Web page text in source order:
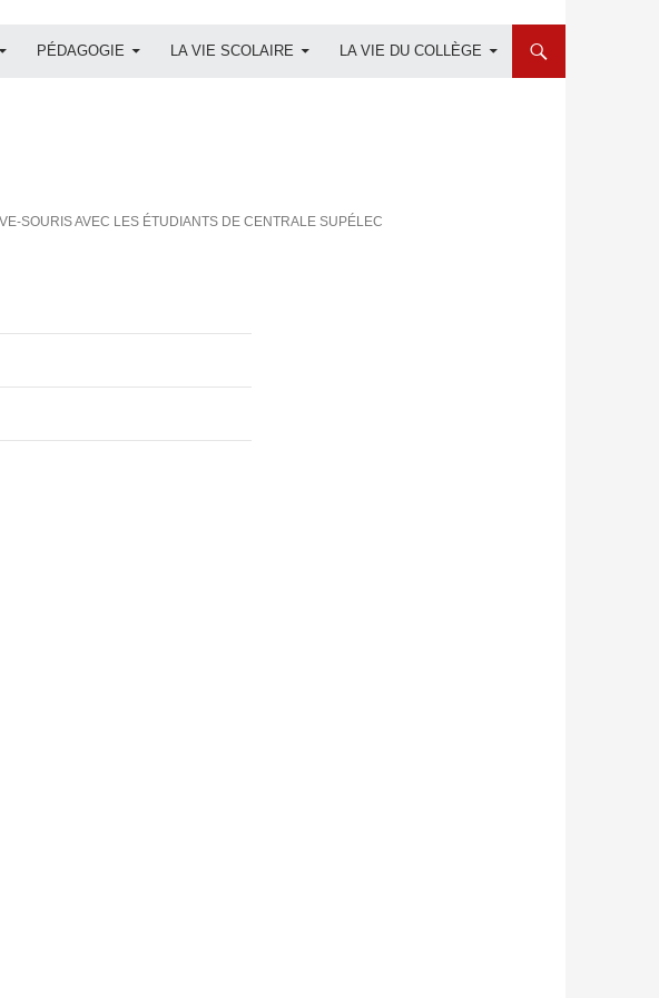
PÉDAGOGIE LA VIE SCOLAIRE LA VIE DU COLLÈGE
SOURIS AVEC LES ÉTUDIANTS DE CENTRALE SUPÉLEC